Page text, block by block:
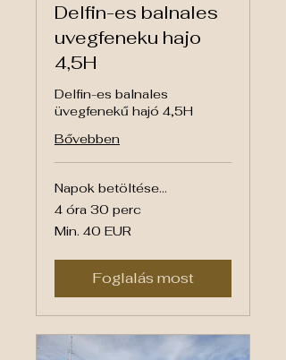
Delfin-es balnales
uvegfeneku hajo
4,5H
Delfin-es balnales
üvegfenekű hajó 4,5H
Bővebben
Napok betöltése...
4 óra 30 perc
Min.
40
Min. 40 EUR
Foglalás most